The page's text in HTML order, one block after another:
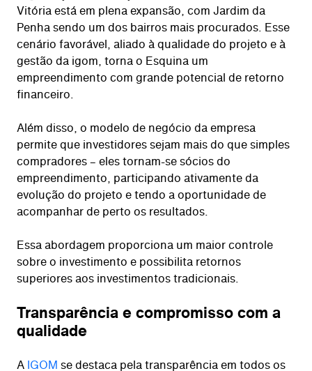
Vitória está em plena expansão, com Jardim da
Penha sendo um dos bairros mais procurados. Esse
cenário favorável, aliado à qualidade do projeto e à
gestão da igom, torna o Esquina um
empreendimento com grande potencial de retorno
financeiro.
Além disso, o modelo de negócio da empresa
permite que investidores sejam mais do que simples
compradores – eles tornam-se sócios do
empreendimento, participando ativamente da
evolução do projeto e tendo a oportunidade de
acompanhar de perto os resultados.
Essa abordagem proporciona um maior controle
sobre o investimento e possibilita retornos
superiores aos investimentos tradicionais.
Transparência e compromisso com a
qualidade
A IGOM se destaca pela transparência em todos os